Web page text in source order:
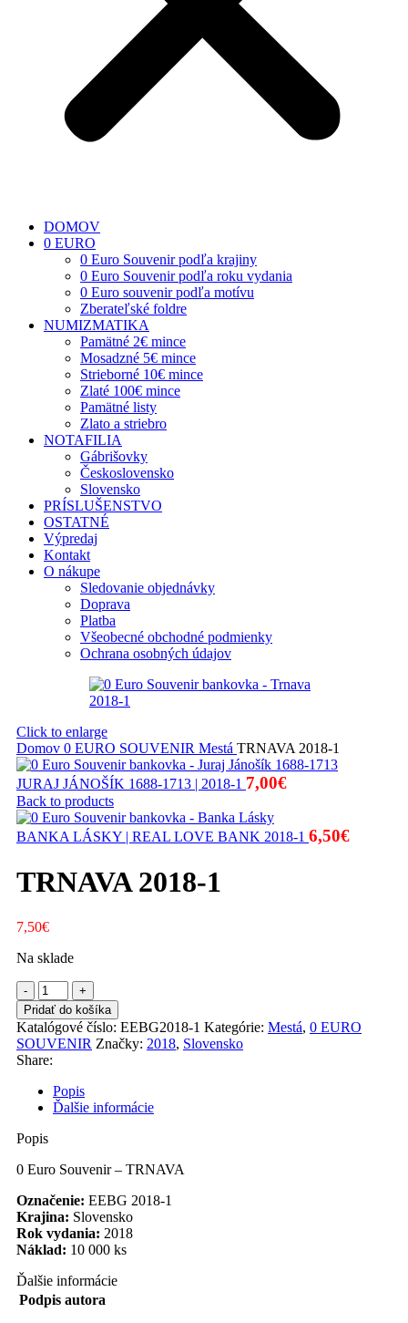
DOMOV
0 EURO
0 Euro Souvenir podľa krajiny
0 Euro Souvenir podľa roku vydania
0 Euro souvenir podľa motívu
Zberateľské foldre
NUMIZMATIKA
Pamätné 2€ mince
Mosadzné 5€ mince
Strieborné 10€ mince
Zlaté 100€ mince
Pamätné listy
Zlato a striebro
NOTAFILIA
Gábrišovky
Československo
Slovensko
PRÍSLUŠENSTVO
OSTATNÉ
Výpredaj
Kontakt
O nákupe
Sledovanie objednávky
Doprava
Platba
Všeobecné obchodné podmienky
Ochrana osobných údajov
Click to enlarge
Domov 0 EURO SOUVENIR Mestá TRNAVA 2018-1
JURAJ JÁNOŠÍK 1688-1713 | 2018-1 7,00€
Back to products
BANKA LÁSKY | REAL LOVE BANK 2018-1 6,50€
TRNAVA 2018-1
7,50€
Na sklade
množstvo
TRNAVA
2018-
1
Pridať do košíka
Katalógové číslo: EEBG2018-1 Kategórie: Mestá, 0 EURO
SOUVENIR Značky: 2018, Slovensko
Share:
Popis
Ďalšie informácie
Popis
0 Euro Souvenir – TRNAVA
Označenie: EEBG 2018-1
Krajina: Slovensko
Rok vydania: 2018
Náklad: 10 000 ks
Ďalšie informácie
Podpis autora